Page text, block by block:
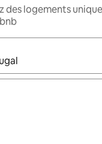
des logements
s'affichent, utilisez les